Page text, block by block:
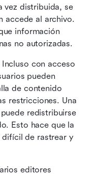
vez distribuida, se
accede al archivo.
información
no autorizadas.
Incluso con acceso
pueden
de contenido
restricciones. Una
redistribuirse
Esto hace que la
de rastrear y
editores